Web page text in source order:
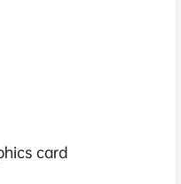
card